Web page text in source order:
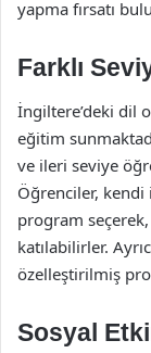
yapma fırsatı
Farklı
İngiltere’deki dil
eğitim
ve ileri seviye
Öğrenciler,
program
katılabilirler.
özelleştirilmiş
Sosyal